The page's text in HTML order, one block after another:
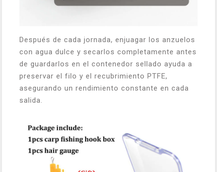
Después de cada jornada, enjuagar los anzuelos
con agua dulce y secarlos completamente antes
de guardarlos en el contenedor sellado ayuda a
preservar el filo y el recubrimiento PTFE,
asegurando un rendimiento constante en cada
salida.